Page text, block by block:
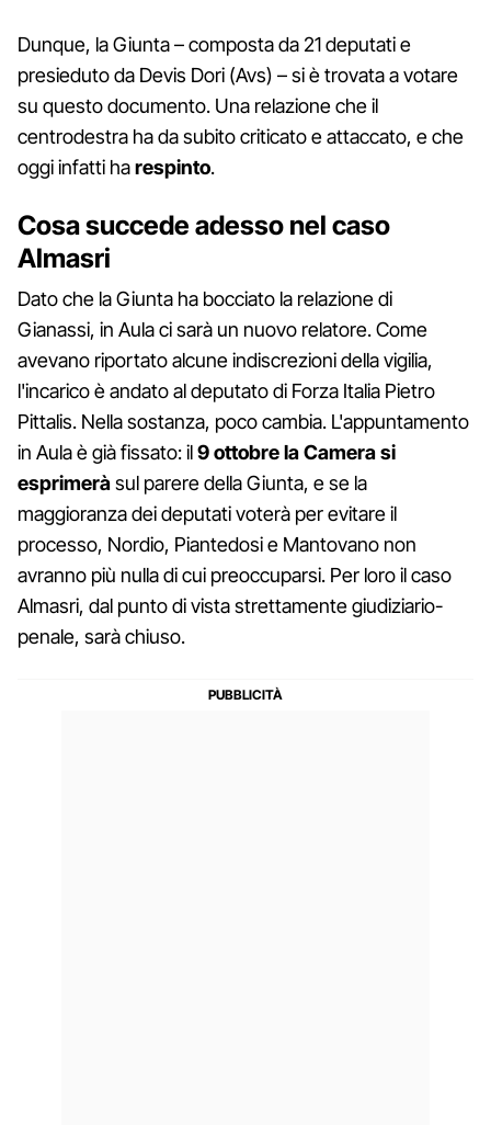
Dunque, la Giunta – composta da 21 deputati e
presieduto da Devis Dori (Avs) – si è trovata a votare
su questo documento. Una relazione che il
centrodestra ha da subito criticato e attaccato, e che
oggi infatti harespinto.
Cosa succede adesso nel caso
Almasri
Dato che la Giunta ha bocciato la relazione di
Gianassi, in Aula ci sarà un nuovo relatore. Come
avevano riportato alcune indiscrezioni della vigilia,
l'incarico è andato al deputato di Forza Italia Pietro
Pittalis. Nella sostanza, poco cambia. L'appuntamento
in Aula è già fissato: il9 ottobre la Camera si
esprimeràsul parere della Giunta, e se la
maggioranza dei deputati voterà per evitare il
processo, Nordio, Piantedosi e Mantovano non
avranno più nulla di cui preoccuparsi. Per loro il caso
Almasri, dal punto di vista strettamente giudiziario-
penale, sarà chiuso.